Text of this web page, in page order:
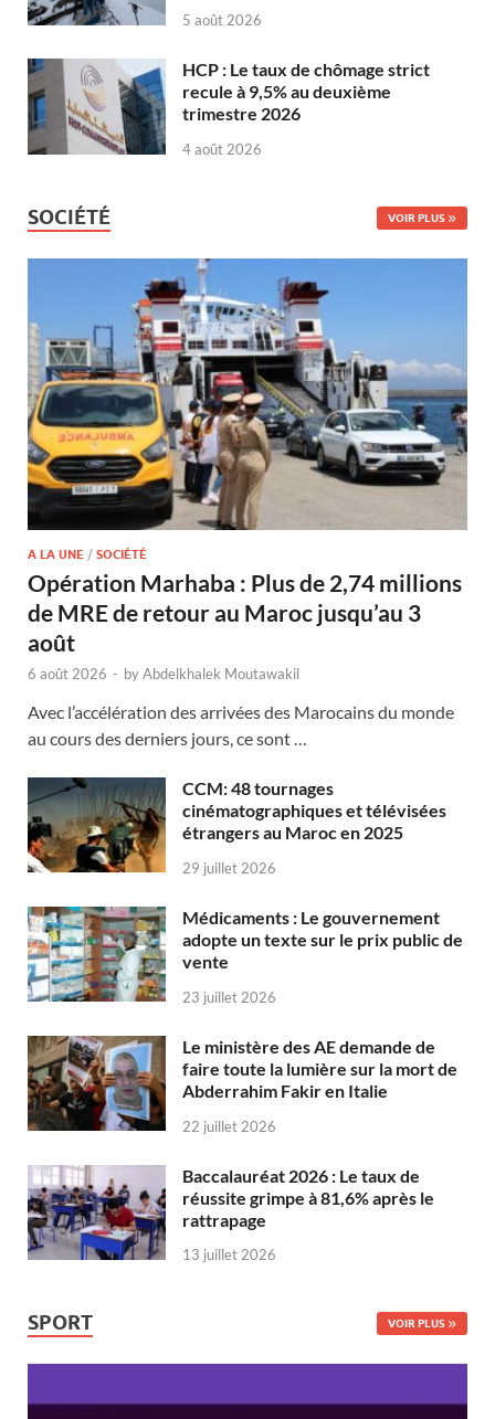
5 août 2026
HCP : Le taux de chômage strict
recule à 9,5% au deuxième
trimestre 2026
4 août 2026
SOCIÉTÉ VOIR PLUS
A LA UNE / SOCIÉTÉ
Opération Marhaba : Plus de 2,74 millions
de MRE de retour au Maroc jusqu’au 3
août
6 août 2026 - byAbdelkhalek Moutawakil
Avec l’accélération des arrivées des Marocains du monde
au cours des derniers jours, ce sont …
CCM: 48 tournages
cinématographiques et télévisées
étrangers au Maroc en 2025
29 juillet 2026
Médicaments : Le gouvernement
adopte un texte sur le prix public de
vente
23 juillet 2026
Le ministère des AE demande de
faire toute la lumière sur la mort de
Abderrahim Fakir en Italie
22 juillet 2026
Baccalauréat 2026 : Le taux de
réussite grimpe à 81,6% après le
rattrapage
13 juillet 2026
SPORT VOIR PLUS